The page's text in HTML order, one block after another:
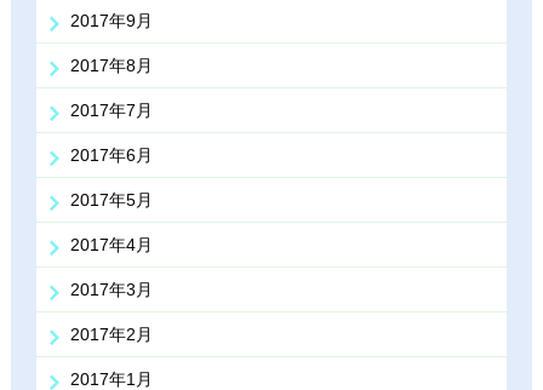
2017年9月
2017年8月
2017年7月
2017年6月
2017年5月
2017年4月
2017年3月
2017年2月
2017年1月